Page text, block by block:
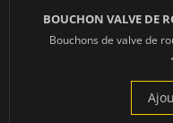
BOUCHON VALVE DE
Bouchons de valve de